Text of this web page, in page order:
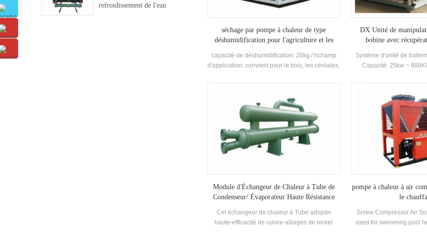
séchage par pompe à chaleur de type
déshumidification pour l'agriculture et les
capacité de déshumidification: 26kg / hchamp
d'application: convient pour le bois, les céréales,
traditionnelle chinoise, les produits aquatiques,
la boisson, les textiles, les fruits clairsemés, le
papier, les pigments, etc. et le séchage et la
déshumidification avec des matériaux tels que
inflammables et explosifs Composants
DX Unité de
bobine avec
Système d'unité de
Capacité: 25kw ~
Module d'Échangeur de Chaleur à Tube de
Condenseur/ Évaporateur Haute Résistance
Chimique Utilisation
Cet échangeur de chaleur à Tube adopter
haute-efficacité de cuivre-alliages de nickel
pompe à chaleur à air
le
Screw Compressor Air
used for swimming pool
refroidissement de l'eau